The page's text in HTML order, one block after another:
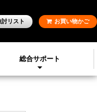
総合サポート
討リスト お買い物かご